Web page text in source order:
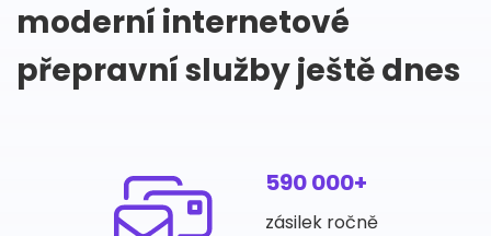
moderní internetové
přepravní služby ještě dnes
590 000+
zásilek ročně